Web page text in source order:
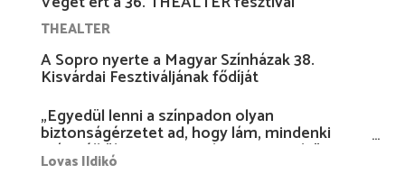
THEALTER
A Sopro nyerte a Magyar Színházak 38.
Kisvárdai Fesztiváljának fődíját
„Egyedül lenni a színpadon olyan
biztonságérzetet ad, hogy lám, mindenki
más nélkül is megvagyok magammal…”
Lovas Ildikó